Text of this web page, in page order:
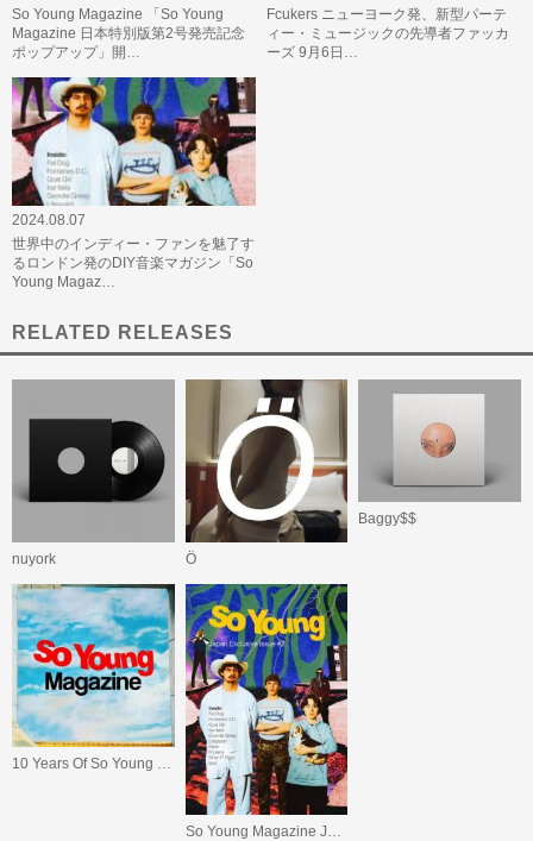
So Young Magazine 「So Young
Magazine 日本特別版第2号発売記念
ポップアップ」開…
Fcukers ニューヨーク発、新型パーテ
ィー・ミュージックの先導者ファッカ
ーズ 9月6日…
2024.08.07
世界中のインディー・ファンを魅了す
るロンドン発のDIY音楽マガジン「So
Young Magaz…
RELATED RELEASES
nuyork Ö
Baggy$$
So Young Magazine Japan Exclusive Issue #2